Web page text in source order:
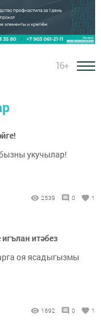
16+
укучылар!
2539 0 1
итәбез
оя ясадыгызмы
1692 0 1